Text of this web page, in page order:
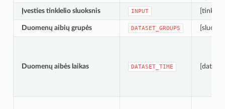
Įvesties tinklelio sluoksnis INPUT
Duomenų aibių grupės DATASET_GROUPS
Duomenų aibės laikas DATASET_TIME